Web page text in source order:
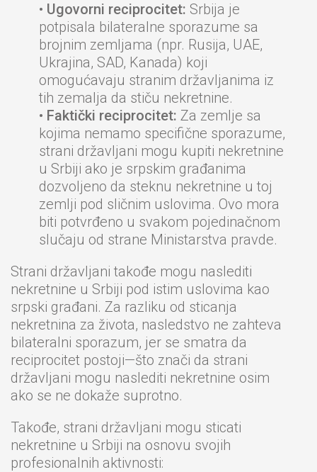
• Ugovorni reciprocitet: Srbija je
potpisala bilateralne sporazume sa
brojnim zemljama (npr. Rusija, UAE,
Ukrajina, SAD, Kanada) koji
omogućavaju stranim državljanima iz
tih zemalja da stiču nekretnine.
• Faktički reciprocitet: Za zemlje sa
kojima nemamo specifične sporazume,
strani državljani mogu kupiti nekretnine
u Srbiji ako je srpskim građanima
dozvoljeno da steknu nekretnine u toj
zemlji pod sličnim uslovima. Ovo mora
biti potvrđeno u svakom pojedinačnom
slučaju od strane Ministarstva pravde.
Strani državljani takođe mogu naslediti
nekretnine u Srbiji pod istim uslovima kao
srpski građani. Za razliku od sticanja
nekretnina za života, nasledstvo ne zahteva
bilateralni sporazum, jer se smatra da
reciprocitet postoji—što znači da strani
državljani mogu naslediti nekretnine osim
ako se ne dokaže suprotno.
Takođe, strani državljani mogu sticati
nekretnine u Srbiji na osnovu svojih
profesionalnih aktivnosti: